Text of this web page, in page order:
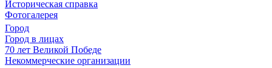
Историческая справка
Фотогалерея
Город
Город в лицах
70 лет Великой Победе
Некоммерческие организации